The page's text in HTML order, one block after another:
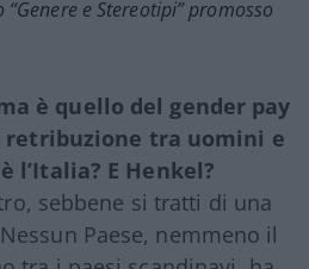
e Stereotipi” promosso
è quello del gender pay
retribuzione tra uomini e
l’Italia? E Henkel?
sebbene si tratti di una
Paese, nemmeno il